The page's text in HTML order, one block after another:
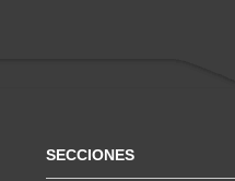
SECCIONES